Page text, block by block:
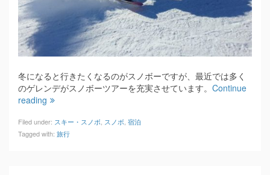
冬になると行きたくなるのがスノボーですが、最近では多く
のゲレンデがスノボーツアーを充実させています。 Continue
reading
Filed under: スキー・スノボ スノボ 宿泊
Tagged with: 旅行